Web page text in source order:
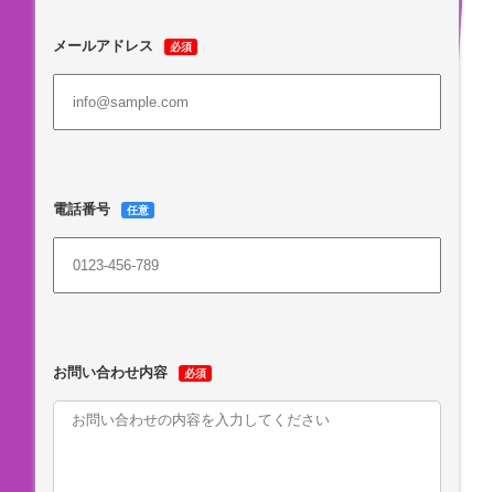
メールアドレス 必須
電話番号 任意
お問い合わせ内容 必須